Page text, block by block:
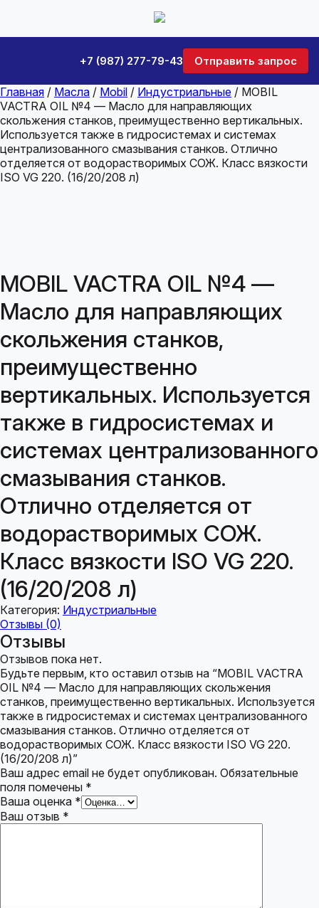
+7 (987) 277-79-43 Отправить запрос
Главная / Масла / Mobil / Индустриальные / MOBIL
VACTRA OIL №4 — Масло для направляющих
скольжения станков, преимущественно вертикальных.
Используется также в гидросистемах и системах
централизованного смазывания станков. Отлично
отделяется от водорастворимых СОЖ. Класс вязкости
ISO VG 220. (16/20/208 л)
MOBIL VACTRA OIL №4 —
Масло для направляющих
скольжения станков,
преимущественно
вертикальных. Используется
также в гидросистемах и
системах централизованного
смазывания станков.
Отлично отделяется от
водорастворимых СОЖ.
Класс вязкости ISO VG 220.
(16/20/208 л)
Категория: Индустриальные
Отзывы (0)
Отзывы
Отзывов пока нет.
Будьте первым, кто оставил отзыв на “MOBIL VACTRA
OIL №4 — Масло для направляющих скольжения
станков, преимущественно вертикальных. Используется
также в гидросистемах и системах централизованного
смазывания станков. Отлично отделяется от
водорастворимых СОЖ. Класс вязкости ISO VG 220.
(16/20/208 л)”
Ваш адрес email не будет опубликован. Обязательные
поля помечены *
Ваша оценка *
Ваш отзыв *